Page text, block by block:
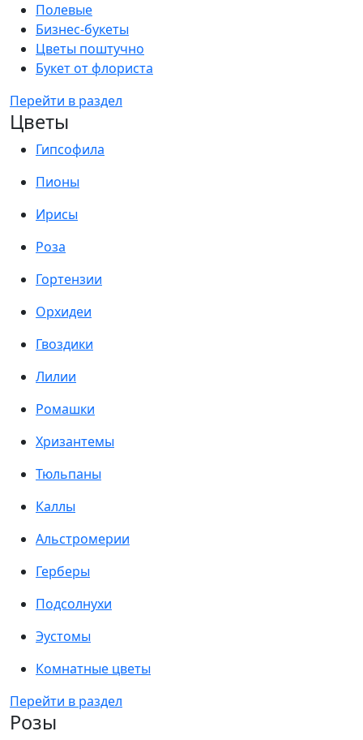
Полевые
Бизнес-букеты
Цветы поштучно
Букет от флориста
Перейти в раздел
Цветы
Гипсофила
Пионы
Ирисы
Роза
Гортензии
Орхидеи
Гвоздики
Лилии
Ромашки
Хризантемы
Тюльпаны
Каллы
Альстромерии
Герберы
Подсолнухи
Эустомы
Комнатные цветы
Перейти в раздел
Розы